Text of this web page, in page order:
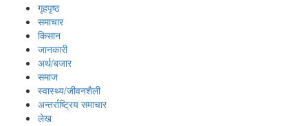
गृहपृष्ठ
समाचार
किसान
जानकारी
अर्थ/बजार
समाज
स्वास्थ्य/जीवनशैली
अन्तर्राष्ट्रिय समाचार
लेख